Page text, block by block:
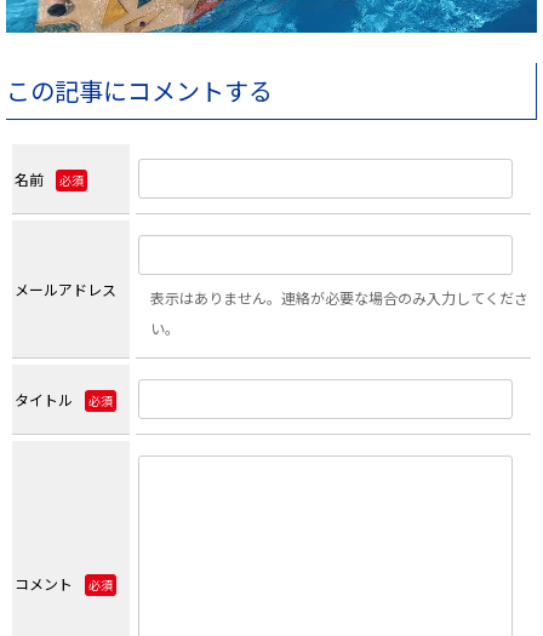
この記事にコメントする
名前 必須
メールアドレス
表示はありません。連絡が必要な場合のみ入力してくださ
い。
タイトル 必須
コメント 必須